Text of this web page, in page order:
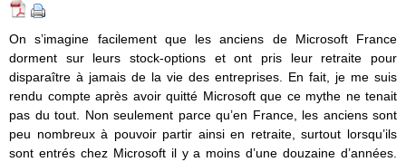
On s’imagine facilement que les anciens de Microsoft France
dorment sur leurs stock-options et ont pris leur retraite pour
disparaître à jamais de la vie des entreprises. En fait, je me suis
rendu compte après avoir quitté Microsoft que ce mythe ne tenait
pas du tout. Non seulement parce qu’en France, les anciens sont
peu nombreux à pouvoir partir ainsi en retraite, surtout lorsqu’ils
sont entrés chez Microsoft il y a moins d’une douzaine d’années.